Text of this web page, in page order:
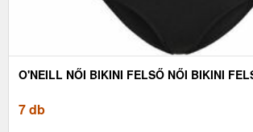
O'NEILL NŐI BIKINI FELSŐ NŐI BIKINI
7 db